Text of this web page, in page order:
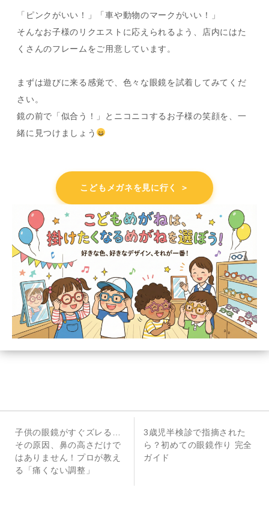
「ピンクがいい！」「車や動物のマークがいい！」
そんなお子様のリクエストに応えられるよう、店内にはた
くさんのフレームをご用意しています。
まずは遊びに来る感覚で、色々な眼鏡を試着してみてくだ
さい。
鏡の前で「似合う！」とニコニコするお子様の笑顔を、一
緒に見つけましょう
こどもメガネを見に行く ＞
前
の
投
稿
子供の眼鏡がすぐズレる…
その原因、鼻の高さだけで
はありません！プロが教え
る「痛くない調整」
次
の
投
3歳児半検診で指摘された
ら？初めての眼鏡作り 完全
ガイド